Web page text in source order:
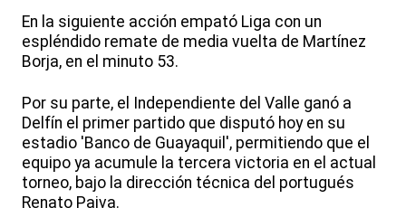
En la siguiente acción empató Liga con un
espléndido remate de media vuelta de Martínez
Borja, en el minuto 53.
Por su parte, el Independiente del Valle ganó a
Delfín el primer partido que disputó hoy en su
estadio 'Banco de Guayaquil', permitiendo que el
equipo ya acumule la tercera victoria en el actual
torneo, bajo la dirección técnica del portugués
Renato Paiva.